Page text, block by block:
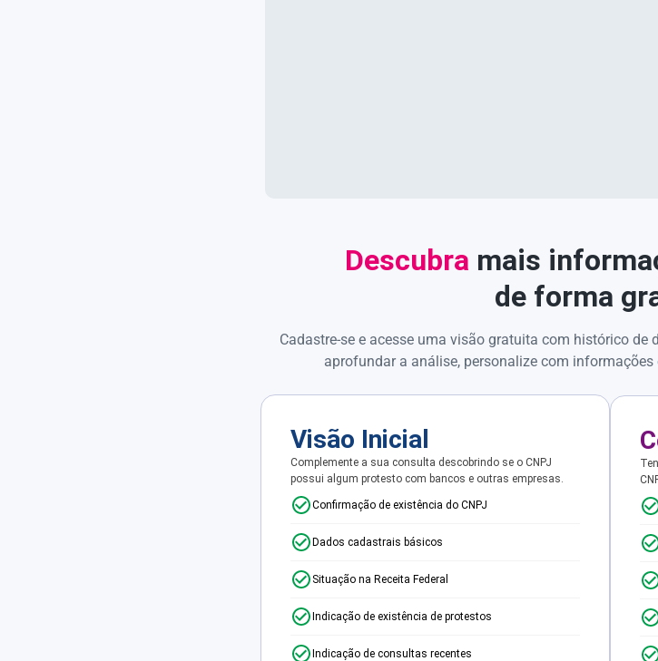
Descubra mais
de forma
Cadastre-se e acesse uma visão gratuita com histórico
aprofundar a análise, personalize com
Visão Inicial
Complemente a sua consulta descobrindo se o CNPJ
possui algum protesto com bancos e outras empresas.
Confirmação de existência do CNPJ
Dados cadastrais básicos
Situação na Receita Federal
Indicação de existência de protestos
Indicação de consultas recentes